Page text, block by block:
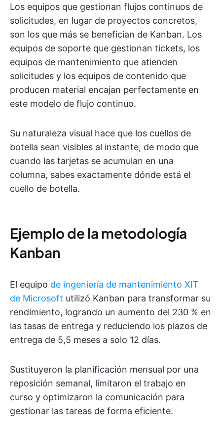
Los equipos que gestionan flujos continuos de
solicitudes, en lugar de proyectos concretos,
son los que más se benefician de Kanban. Los
equipos de soporte que gestionan tickets, los
equipos de mantenimiento que atienden
solicitudes y los equipos de contenido que
producen material encajan perfectamente en
este modelo de flujo continuo.
Su naturaleza visual hace que los cuellos de
botella sean visibles al instante, de modo que
cuando las tarjetas se acumulan en una
columna, sabes exactamente dónde está el
cuello de botella.
Ejemplo de la metodología
Kanban
El equipo de ingeniería de mantenimiento XIT
de Microsoft utilizó Kanban para transformar su
rendimiento, logrando un aumento del 230 % en
las tasas de entrega y reduciendo los plazos de
entrega de 5,5 meses a solo 12 días.
Sustituyeron la planificación mensual por una
reposición semanal, limitaron el trabajo en
curso y optimizaron la comunicación para
gestionar las tareas de forma eficiente.